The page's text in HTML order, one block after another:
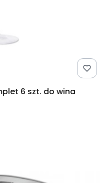
6 szt. do wina